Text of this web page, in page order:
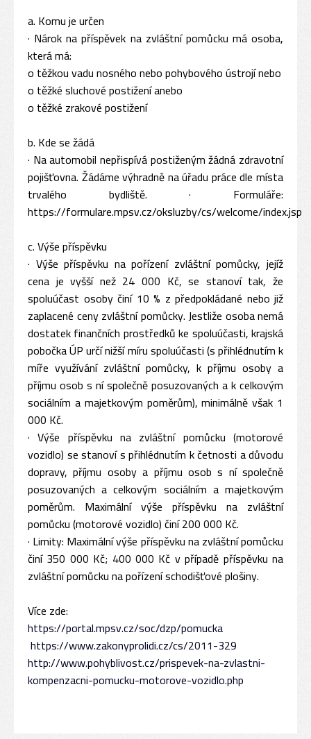
a. Komu je určen
· Nárok na příspěvek na zvláštní pomůcku má osoba,
která má:
o těžkou vadu nosného nebo pohybového ústrojí nebo
o těžké sluchové postižení anebo
o těžké zrakové postižení
b. Kde se žádá
· Na automobil nepřispívá postiženým žádná zdravotní
pojišťovna. Žádáme výhradně na úřadu práce dle místa
trvalého bydliště. · Formuláře:
https://formulare.mpsv.cz/oksluzby/cs/welcome/index.jsp
c. Výše příspěvku
· Výše příspěvku na pořízení zvláštní pomůcky, jejíž
cena je vyšší než 24 000 Kč, se stanoví tak, že
spoluúčast osoby činí 10 % z předpokládané nebo již
zaplacené ceny zvláštní pomůcky. Jestliže osoba nemá
dostatek finančních prostředků ke spoluúčasti, krajská
pobočka ÚP určí nižší míru spoluúčasti (s přihlédnutím k
míře využívání zvláštní pomůcky, k příjmu osoby a
příjmu osob s ní společně posuzovaných a k celkovým
sociálním a majetkovým poměrům), minimálně však 1
000 Kč.
· Výše příspěvku na zvláštní pomůcku (motorové
vozidlo) se stanoví s přihlédnutím k četnosti a důvodu
dopravy, příjmu osoby a příjmu osob s ní společně
posuzovaných a celkovým sociálním a majetkovým
poměrům. Maximální výše příspěvku na zvláštní
pomůcku (motorové vozidlo) činí 200 000 Kč.
· Limity: Maximální výše příspěvku na zvláštní pomůcku
činí 350 000 Kč; 400 000 Kč v případě příspěvku na
zvláštní pomůcku na pořízení schodišťové plošiny.
Více zde:
https://portal.mpsv.cz/soc/dzp/pomucka
https://www.zakonyprolidi.cz/cs/2011-329
http://www.pohyblivost.cz/prispevek-na-zvlastni-
kompenzacni-pomucku-motorove-vozidlo.php